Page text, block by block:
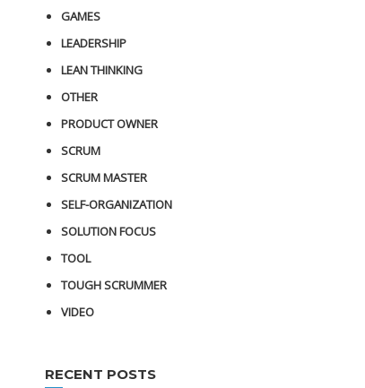
GAMES
LEADERSHIP
LEAN THINKING
OTHER
PRODUCT OWNER
SCRUM
SCRUM MASTER
SELF-ORGANIZATION
SOLUTION FOCUS
TOOL
TOUGH SCRUMMER
VIDEO
RECENT POSTS